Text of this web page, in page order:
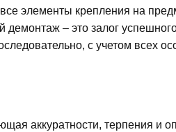
элементы крепления на
– это залог
с учетом всех
аккуратности, терпения и